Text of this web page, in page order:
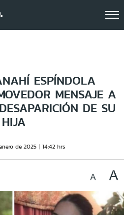
ESPÍNDOLA
MENSAJE A
DE SU
HIJA
de 2025 14:42 hrs